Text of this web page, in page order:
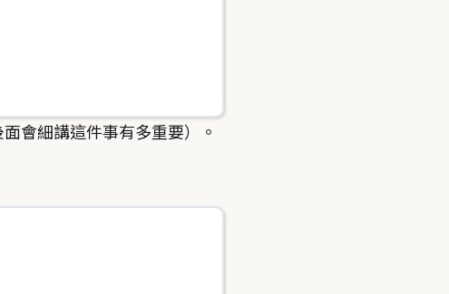
會細講這件事有多重要）。